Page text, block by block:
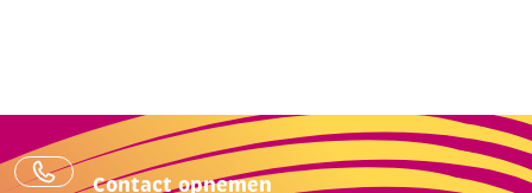
Contact opnemen